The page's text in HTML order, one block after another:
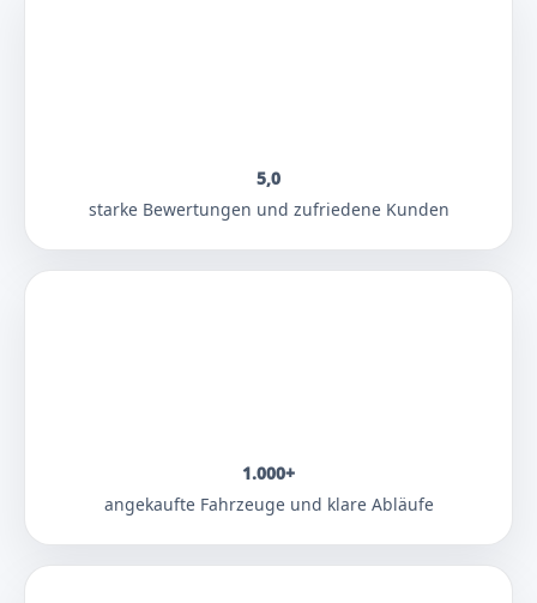
5,0
starke Bewertungen und zufriedene Kunden
1.000+
angekaufte Fahrzeuge und klare Abläufe